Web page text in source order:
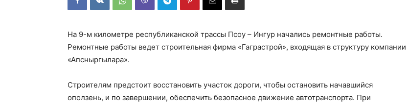
На 9-м километре республиканской трассы Псоу – Ингур начались ремонтные работы.
Ремонтные работы ведет строительная фирма «Гаграстрой», входящая в структуру компании
«Апсныргылара».
Строителям предстоит восстановить участок дороги, чтобы остановить начавшийся
оползень, и по завершении, обеспечить безопасное движение автотранспорта. При